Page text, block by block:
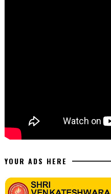
YOUR ADS HERE